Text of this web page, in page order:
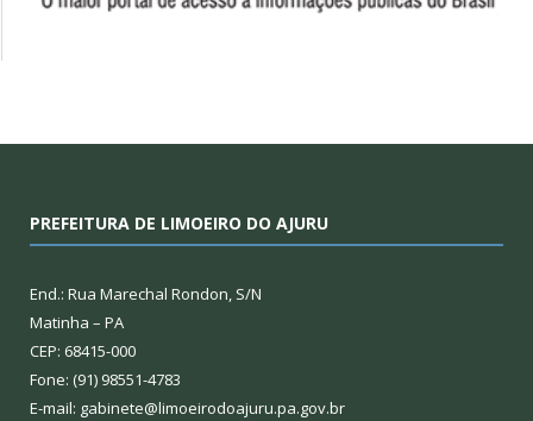
PREFEITURA DE LIMOEIRO DO AJURU
End.: Rua Marechal Rondon, S/N
Matinha – PA
CEP: 68415-000
Fone: (91) 98551-4783
E-mail: gabinete@limoeirodoajuru.pa.gov.br